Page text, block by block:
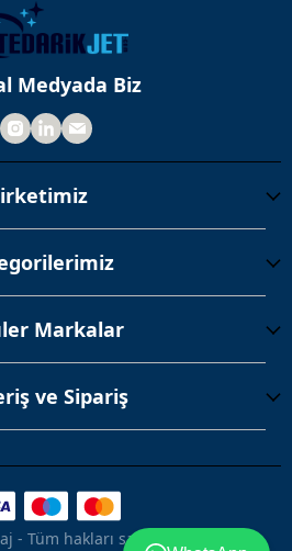
Medyada Biz
Markalar
ve Sipariş
- Tüm hakları saklıdır.